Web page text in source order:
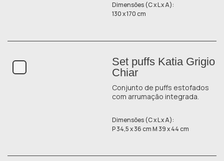
Dimensões (C x L x A):
130 x 170 cm
Set puffs Katia Grigio
Chiar
Conjunto de puffs estofados
com arrumação integrada.
Dimensões (C x L x A):
P 34,5 x 36 cm M 39 x 44 cm